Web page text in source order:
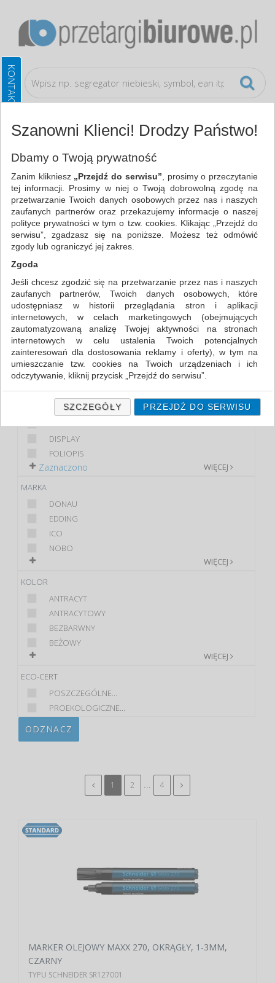
Artykuły do pisania i korygowania
WSZYSTKIE KATEGORIE
NAJCHĘTNIEJ WYBIERANE
ARTYKUŁY DO PISANIA I KORYGOWANIA
MARKERY (40)
FILTRY WIĘCEJ
KLASA
EKONOMICZNE
PREMIUM
STANDARD
PRODUKT
MARKER OLEJOWY
CIENKOPIS
DISPLAY
FOLIOPIS
WIĘCEJ
Zaznaczono
MARKA
DONAU
EDDING
ICO
NOBO
WIĘCEJ
KOLOR
ANTRACYT
ANTRACYTOWY
BEZBARWNY
BEŻOWY
WIĘCEJ
ECO-CERT
POSZCZEGÓLNE...
PROEKOLOGICZNE...
ODZNACZ
1 2 4
MARKER OLEJOWY MAXX 270, OKRĄGŁY, 1-3MM,
CZARNY
TYPU SCHNEIDER SR127001
Szanowni Klienci! Drodzy Państwo!
Dbamy o Twoją prywatność
Zanim klikniesz „Przejdź do serwisu” , prosimy o przeczytanie
tej informacji. Prosimy w niej o Twoją dobrowolną zgodę na
przetwarzanie Twoich danych osobowych przez nas i naszych
zaufanych partnerów oraz przekazujemy informacje o naszej
polityce prywatności w tym o tzw. cookies. Klikając „Przejdź do
serwisu”, zgadzasz się na poniższe. Możesz też odmówić
zgody lub ograniczyć jej zakres.
Zgoda
Jeśli chcesz zgodzić się na przetwarzanie przez nas i naszych
zaufanych partnerów, Twoich danych osobowych, które
udostępniasz w historii przeglądania stron i aplikacji
internetowych, w celach marketingowych (obejmujących
zautomatyzowaną analizę Twojej aktywności na stronach
internetowych w celu ustalenia Twoich potencjalnych
zainteresowań dla dostosowania reklamy i oferty), w tym na
umieszczanie tzw. cookies na Twoich urządzeniach i ich
odczytywanie, kliknij przycisk „Przejdź do serwisu”.
Jeśli nie chcesz wyrazić zgody lub ograniczyć jej zakres, kliknij
„Szczegóły”, gdzie znajdziesz wszelkie informacje o tym jak to
zrobić . Te same informacje znajdziesz także na podstronie z
naszą polityką prywatności obowiązującą od 25 maja 2018.
wcześniejsza zgoda której udzieliliście podczas zakładania
konta. Każda Państwa zgoda jest dobrowolna i można ją w
Klauzula Informacyjna (rozwiń)
Lista Zaufanych Partnerów (rozwiń)
SZCZEGÓŁY PRZEJDŹ DO SERWISU